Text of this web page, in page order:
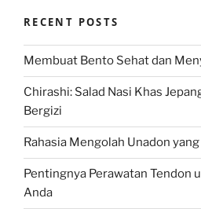
RECENT POSTS
Membuat Bento Sehat dan
Chirashi: Salad Nasi Khas
Bergizi
Rahasia Mengolah Unadon
Pentingnya Perawatan Tendon
Anda